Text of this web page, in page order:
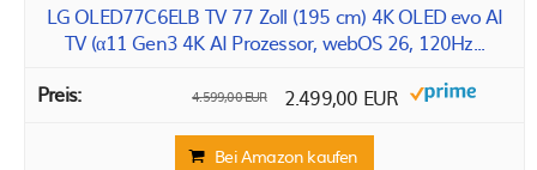
LG OLED77C6ELB TV 77 Zoll (195 cm) 4K OLED evo AI
TV (α11 Gen3 4K AI Prozessor, webOS 26, 120Hz...
4.599,00 EUR 2.499,00 EUR
Bei Amazon kaufen